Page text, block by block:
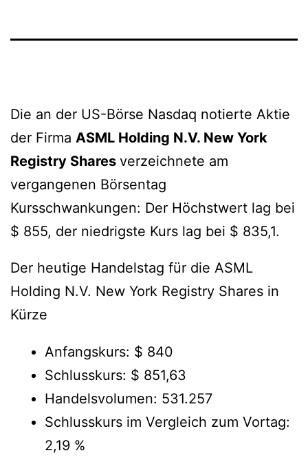
Die an der US-Börse Nasdaq notierte Aktie
der Firma ASML Holding N.V. New York
Registry Shares verzeichnete am
vergangenen Börsentag
Kursschwankungen: Der Höchstwert lag bei
$ 855, der niedrigste Kurs lag bei $ 835,1.
Der heutige Handelstag für die ASML
Holding N.V. New York Registry Shares in
Kürze
Anfangskurs: $ 840
Schlusskurs: $ 851,63
Handelsvolumen: 531.257
Schlusskurs im Vergleich zum Vortag:
2,19 %